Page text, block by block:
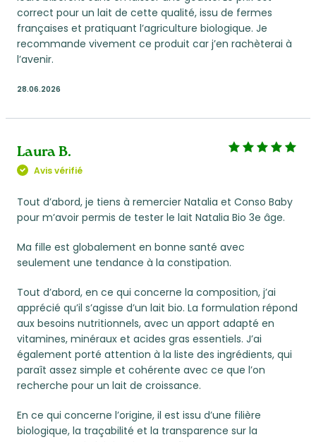
correct pour un lait de cette qualité, issu de fermes
françaises et pratiquant l’agriculture biologique. Je
recommande vivement ce produit car j’en rachèterai à
l’avenir.
28.06.2026
Laura B.
Avis vérifié
Tout d’abord, je tiens à remercier Natalia et Conso Baby
pour m’avoir permis de tester le lait Natalia Bio 3e âge.
Ma fille est globalement en bonne santé avec
seulement une tendance à la constipation.
Tout d’abord, en ce qui concerne la composition, j’ai
apprécié qu’il s’agisse d’un lait bio. La formulation répond
aux besoins nutritionnels, avec un apport adapté en
vitamines, minéraux et acides gras essentiels. J’ai
également porté attention à la liste des ingrédients, qui
paraît assez simple et cohérente avec ce que l’on
recherche pour un lait de croissance.
En ce qui concerne l’origine, il est issu d’une filière
biologique, la traçabilité et la transparence sur la